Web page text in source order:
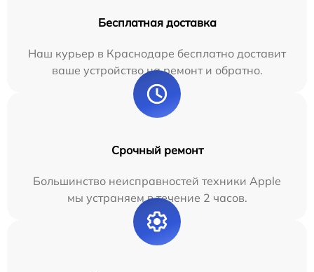
Бесплатная доставка
Наш курьер в Краснодаре бесплатно доставит
ваше устройство на ремонт и обратно.
Срочный ремонт
Большинство неисправностей техники Apple
мы устраняем в течение 2 часов.